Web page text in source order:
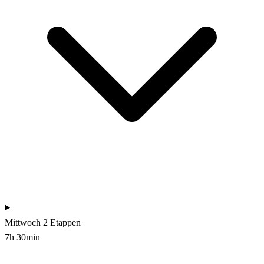
Mittwoch 2 Etappen
7h 30min